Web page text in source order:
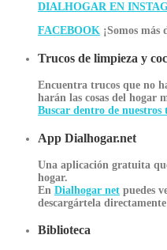
DIALHOGAR EN
FACEBOOK ¡Somos más
Trucos de limpieza y
Encuentra trucos que no
harán las cosas del hogar
Buscar dentro de nuestros
App Dialhogar.net
Una aplicación gratuita
hogar.
En Dialhogar net puedes
descargártela
Biblioteca